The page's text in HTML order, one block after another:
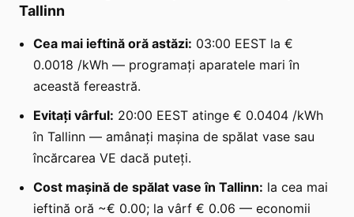
Tallinn
Cea mai ieftină oră astăzi: 03:00 EEST la €
0.0018 /kWh — programați aparatele mari în
această fereastră.
Evitați vârful: 20:00 EEST atinge € 0.0404 /kWh
în Tallinn — amânați mașina de spălat vase sau
încărcarea VE dacă puteți.
Cost mașină de spălat vase în Tallinn: la cea mai
ieftină oră ~€ 0.00; la vârf € 0.06 — economii